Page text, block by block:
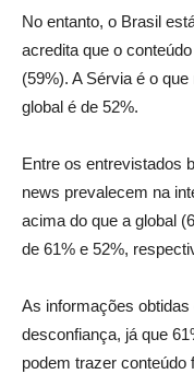
No entanto, o Brasil
acredita que o
(59%). A Sérvia é o
global é de 52%.
Entre os entrevistados
news prevalecem na
acima do que a global
de 61% e 52%,
As informações
desconfiança, já que
podem trazer conteúdo